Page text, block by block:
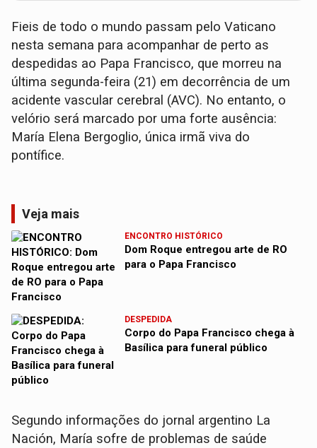
Fieis de todo o mundo passam pelo Vaticano
nesta semana para acompanhar de perto as
despedidas ao Papa Francisco, que morreu na
última segunda-feira (21) em decorrência de um
acidente vascular cerebral (AVC). No entanto, o
velório será marcado por uma forte ausência:
María Elena Bergoglio, única irmã viva do
pontífice.
Veja mais
ENCONTRO HISTÓRICO
Dom Roque entregou arte de RO
para o Papa Francisco
DESPEDIDA
Corpo do Papa Francisco chega à
Basílica para funeral público
Segundo informações do jornal argentino La
Nación, María sofre de problemas de saúde